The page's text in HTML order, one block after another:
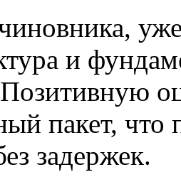
и
пакет, что
задержек.